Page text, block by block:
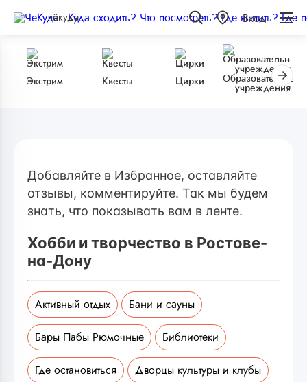
чёкуда Вход
Экстрим Квесты Цирки
Образовательные
учреждения
Добавляйте в Избранное, оставляйте
отзывы, комментируйте. Так мы будем
знать, что показывать вам в ленте.
Хобби и творчество в Ростове-
на-Дону
Активный отдых Бани и сауны
Бары Пабы Рюмочные Библиотеки
Где остановиться Дворцы культуры и клубы